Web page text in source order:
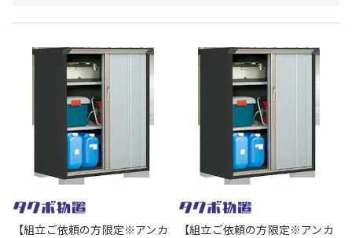
【組立ご依頼の方限定※アンカ
【組立ご依頼の方限定※アンカ